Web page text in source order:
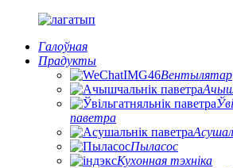
Галоўная
Прадукты
Вентылятар
паветра
Пыласос
Кухонная тэхніка